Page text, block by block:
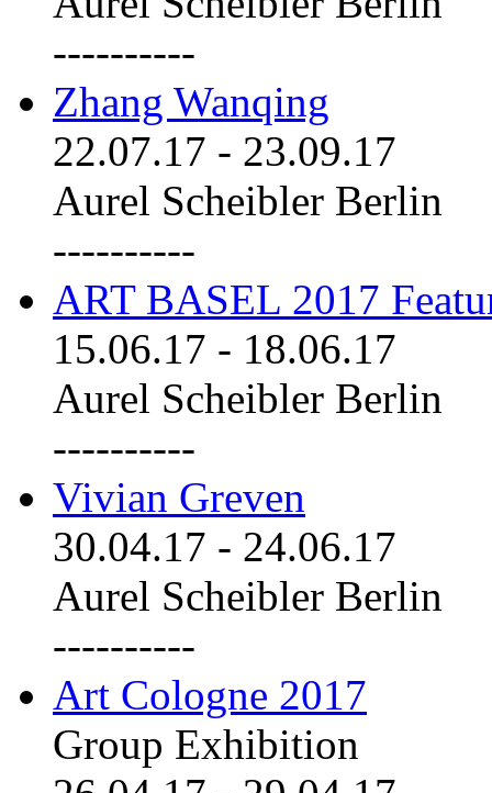
----------
Zhang Wanqing
22.07.17 - 23.09.17
Aurel Scheibler Berlin
----------
ART BASEL 2017
15.06.17 - 18.06.17
Aurel Scheibler Berlin
----------
Vivian Greven
30.04.17 - 24.06.17
Aurel Scheibler Berlin
----------
Art Cologne 2017
Group Exhibition